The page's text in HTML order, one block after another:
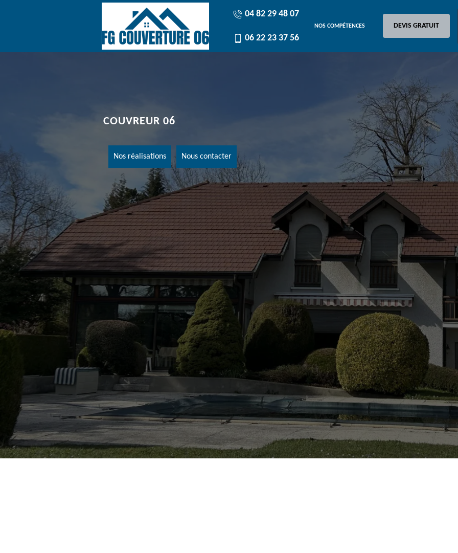
04 82 29 48 07
06 22 23 37 56
NOS COMPÉTENCES DEVIS GRATUIT
COUVREUR 06
Nos réalisations Nous contacter